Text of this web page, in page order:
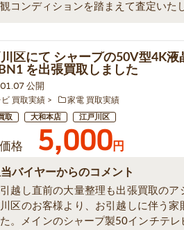
コンディションを踏まえて査定いた
区にて シャープの50V型4K液
を出張買取しました
公開
ビ 買取実績 家電 買取実績
取 大和本店 江戸川区
格 5,000円
バイヤーからのコメント
越し直前の大量整理も出張買取の
川区のお客様より、お引越しに伴う家
た。メインのシャープ製50インチテ